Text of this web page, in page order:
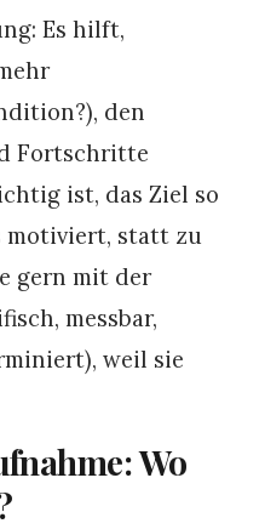
Es hilft,
den
Fortschritte
ist, das Ziel so
motiviert, statt zu
gern mit der
messbar,
weil sie
Wo